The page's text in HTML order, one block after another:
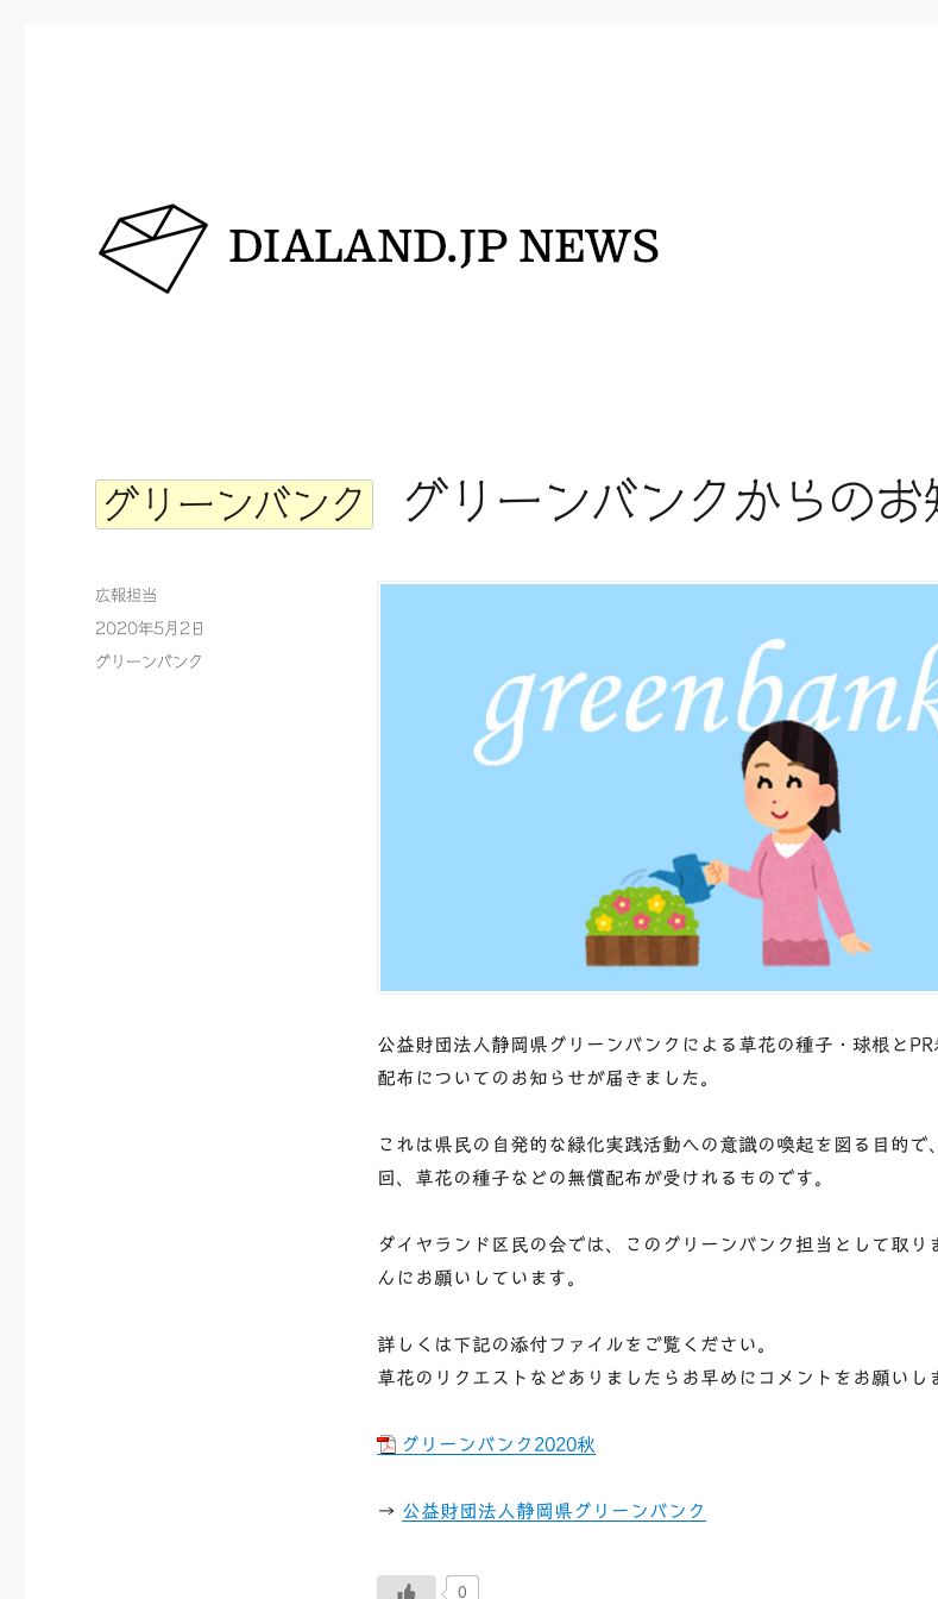
グリーンバンク グリーンバンクからのお
公益財団法人静岡県グリーンバンクによる草花の種子・球根と
配布についてのお知らせが届きました。
これは県民の自発的な緑化実践活動への意識の喚起を図る目的で
回、草花の種子などの無償配布が受けれるものです。
ダイヤランド区民の会では、このグリーンバンク担当として取り
んにお願いしています。
詳しくは下記の添付ファイルをご覧ください。
草花のリクエストなどありましたらお早めにコメントをお願いし
グリーンバンク2020秋
→ 公益財団法人静岡県グリーンバンク
0
投
稿
広報担当
投
稿
2020年5月2日
カ
グリーンバンク